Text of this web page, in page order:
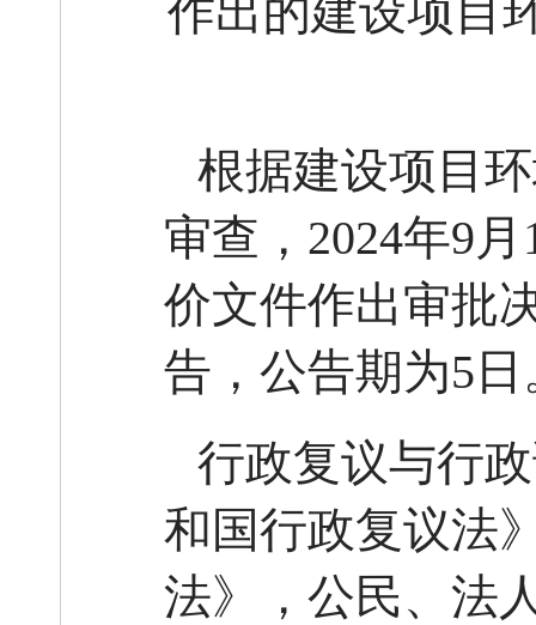
作出的建设项目
根据建设项目
审查， 2024年9月
价文件作出审批
告，公告期为5日
行政复议与行
和国行政复议法
法》，公民、法